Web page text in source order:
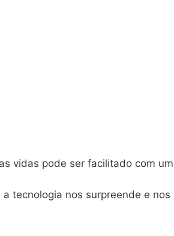
vidas pode ser facilitado com
tecnologia nos surpreende e nos